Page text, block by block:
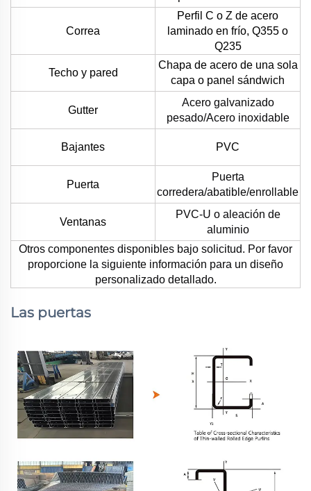
Correa
Perfil C o Z de acero
laminado en frío, Q355 o
Q235
Techo y pared
Chapa de acero de una sola
capa o panel sándwich
Gutter
Acero galvanizado
pesado/Acero inoxidable
Bajantes PVC
Puerta
Puerta
corredera/abatible/enrollable
Ventanas
PVC-U o aleación de
aluminio
Otros componentes disponibles bajo solicitud. Por favor
proporcione la siguiente información para un diseño
personalizado detallado.
Las puertas